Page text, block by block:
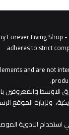
Forever Living Shop
adheres to strict
and are not
فوريفر لبفينج برودكتس في
ولزيارة الموقع
الادوية